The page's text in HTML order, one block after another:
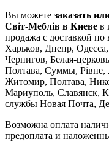
Вы можете заказать
Світ-Меблів в Киеве в
продажа с доставкой
Харьков, Днепр,
Чернигов, Белая-
Полтава, Суммы, Рівне,
Житомир, Полтава,
Мариуполь, Славянск,
службы Новая Почта,
Возможна оплата
предоплата и